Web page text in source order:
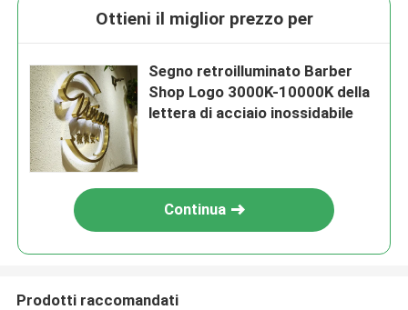
Ottieni il miglior prezzo per
Segno retroilluminato Barber
Shop Logo 3000K-10000K della
lettera di acciaio inossidabile
Continua
Prodotti raccomandati